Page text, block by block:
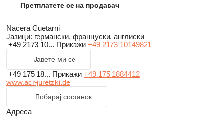
Претплатете се на продавач
Nacera Guetarni
Јазици: германски, француски, англиски
+49 2173 10... Прикажи +49 2173 10149821
Јавете ми се
+49 175 18... Прикажи +49 175 1884412
www.acr-juretzki.de
Побарај состанок
Адреса